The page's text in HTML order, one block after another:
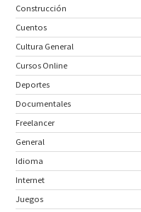
Construcción
Cuentos
Cultura General
Cursos Online
Deportes
Documentales
Freelancer
General
Idioma
Internet
Juegos